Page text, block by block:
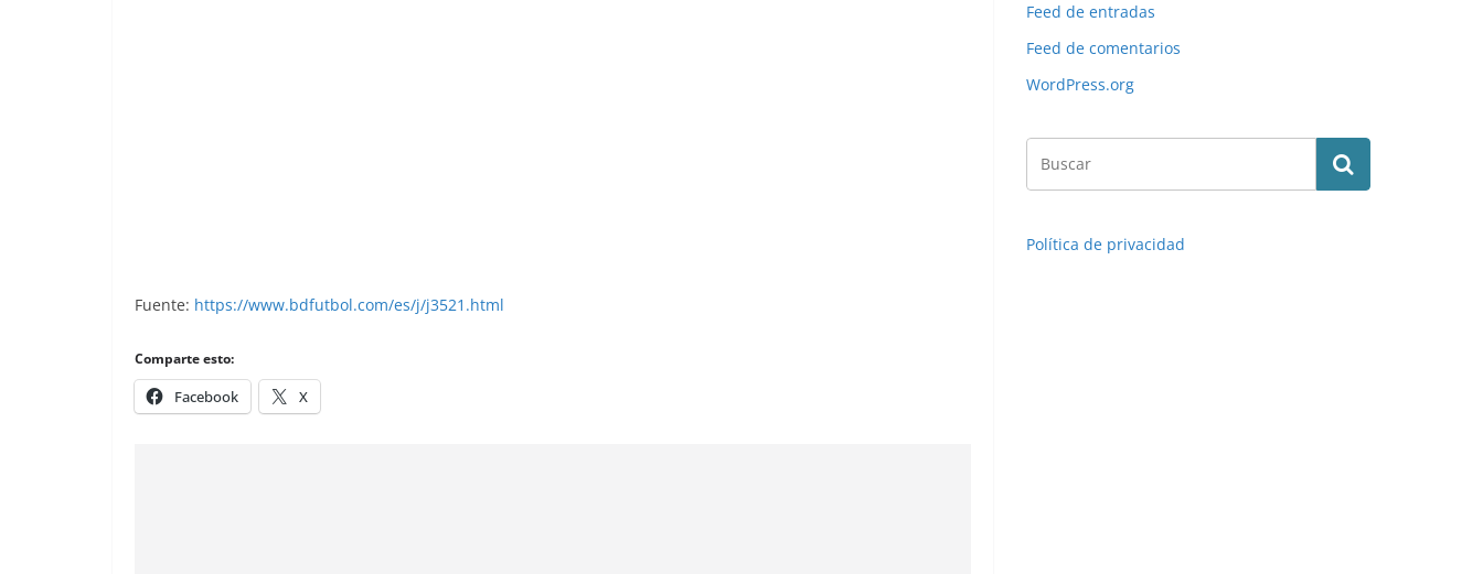
Fuente: https://www.bdfutbol.com/es/j/j3521.html
Comparte esto:
Facebook X
Feed de entradas
Feed de comentarios
WordPress.org
Política de privacidad